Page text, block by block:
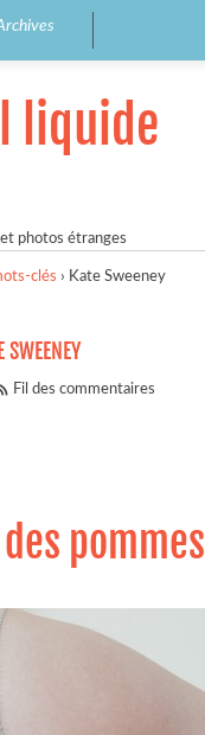
liquide
photos étranges
clés › Kate Sweeney
Fil des commentaires
pommes